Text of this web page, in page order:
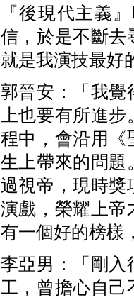
『後現代主義
信，於是不斷去
就是我演技最好
郭晉安：「我覺
上也要有所進
程中，會沿用《
生上帶來的問題
過視帝，現時獎
演戲，榮耀上帝
有一個好的榜樣
李亞男：「剛入
工，曾擔心自己